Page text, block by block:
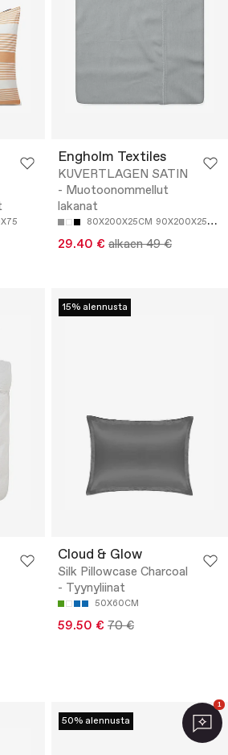
Engholm Textiles
KUVERTLAGEN SATIN
- Muotoonommellut
lakanat
80X200X25CM 90X200X25CM
29.40 € alkaen 49 €
15% alennusta
Cloud & Glow
Silk Pillowcase Charcoal
- Tyynyliinat
50X60CM
59.50 € 70 €
50% alennusta
1